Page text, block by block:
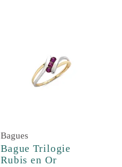
Bagues
Bague Trilogie
Rubis en Or